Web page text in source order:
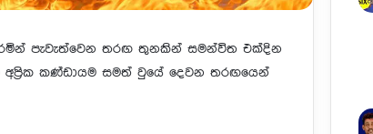
පැවැත්වෙන තරඟ තුනකින් සමන්විත එක්දින
කණ්ඩායම සමත් වුයේ දෙවන තරඟයෙන්